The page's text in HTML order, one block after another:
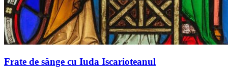
Frate de sânge cu Iuda Iscarioteanul